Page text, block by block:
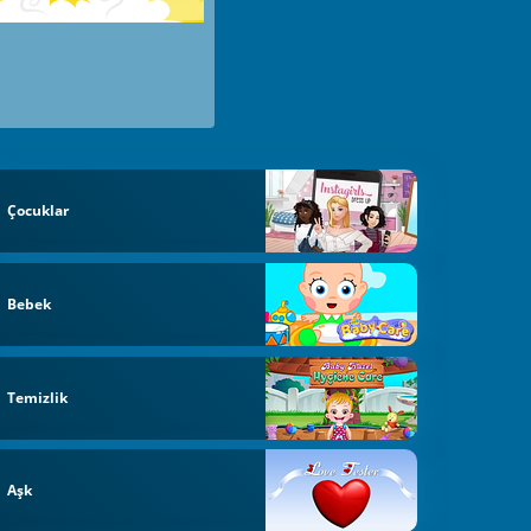
Çocuklar
Bebek
Temizlik
Aşk